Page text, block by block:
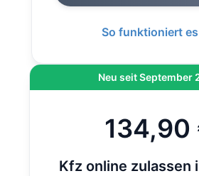
So funktioniert es
Neu seit September
134,90
Kfz online zulassen